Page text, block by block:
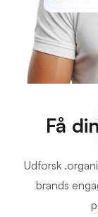
Få din
Udforsk
brands